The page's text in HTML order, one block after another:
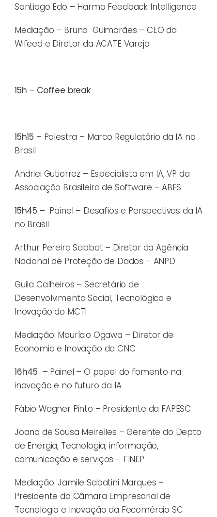
Santiago Edo – Harmo Feedback Intelligence
Mediação – Bruno Guimarães – CEO da
Wifeed e Diretor da ACATE Varejo
15h – Coffee break
15h15 – Palestra – Marco Regulatório da IA no
Brasil
Andriei Gutierrez – Especialista em IA, VP da
Associação Brasileira de Software – ABES
15h45 – Painel – Desafios e Perspectivas da IA
no Brasil
Arthur Pereira Sabbat – Diretor da Agência
Nacional de Proteção de Dados – ANPD
Guila Calheiros – Secretário de
Desenvolvimento Social, Tecnológico e
Inovação do MCTI
Mediação: Maurício Ogawa – Diretor de
Economia e Inovação da CNC
16h45 – Painel – O papel do fomento na
inovação e no futuro da IA
Fábio Wagner Pinto – Presidente da FAPESC
Joana de Sousa Meirelles – Gerente do Depto
de Energia, Tecnologia, informação,
comunicação e serviços – FINEP
Mediação: Jamile Sabatini Marques –
Presidente da Câmara Empresarial de
Tecnologia e Inovação da Fecomércio SC